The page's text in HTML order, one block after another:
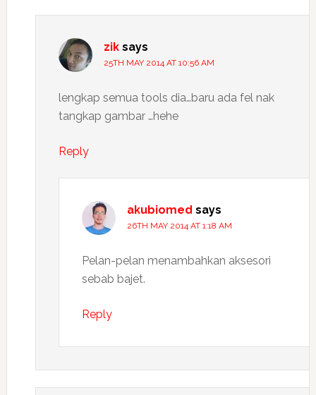
zik says
25TH MAY 2014 AT 10:56 AM
lengkap semua tools dia…baru ada fel nak
tangkap gambar …hehe
Reply
akubiomed says
26TH MAY 2014 AT 1:18 AM
Pelan-pelan menambahkan aksesori
sebab bajet.
Reply